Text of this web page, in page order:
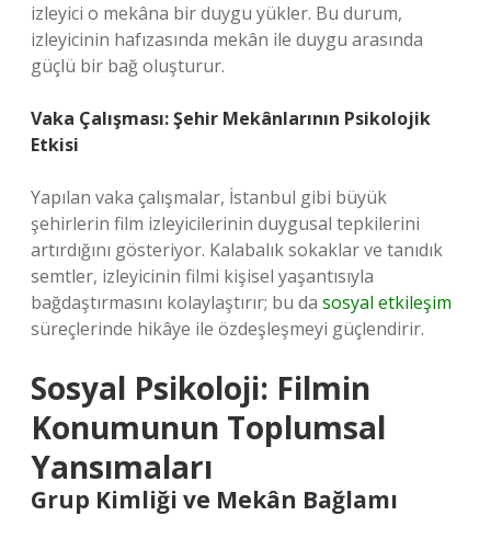
izleyici o mekâna bir duygu yükler. Bu durum,
izleyicinin hafızasında mekân ile duygu arasında
güçlü bir bağ oluşturur.
Vaka Çalışması: Şehir Mekânlarının Psikolojik
Etkisi
Yapılan vaka çalışmalar, İstanbul gibi büyük
şehirlerin film izleyicilerinin duygusal tepkilerini
artırdığını gösteriyor. Kalabalık sokaklar ve tanıdık
semtler, izleyicinin filmi kişisel yaşantısıyla
bağdaştırmasını kolaylaştırır; bu da sosyal etkileşim
süreçlerinde hikâye ile özdeşleşmeyi güçlendirir.
Sosyal Psikoloji: Filmin
Konumunun Toplumsal
Yansımaları
Grup Kimliği ve Mekân Bağlamı